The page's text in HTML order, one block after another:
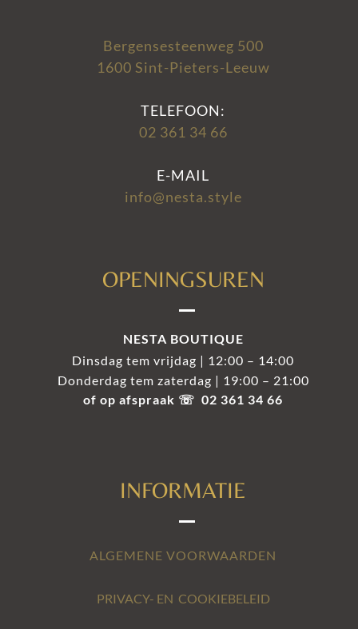
Bergensesteenweg 500
1600 Sint-Pieters-Leeuw
TELEFOON:
02 361 34 66
E-MAIL
info@nesta.style
OPENINGSUREN
NESTA BOUTIQUE
Dinsdag tem vrijdag | 12:00 – 14:00
Donderdag tem zaterdag | 19:00 – 21:00
of op afspraak ☏ 02 361 34 66
INFORMATIE
ALGEMENE VOORWAARDEN
PRIVACY- EN COOKIEBELEID